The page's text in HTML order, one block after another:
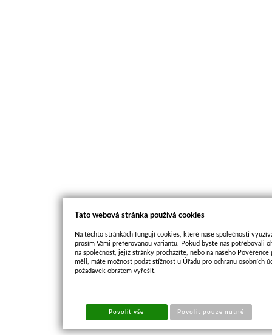
Tato webová stránka používá cookies
Na těchto stránkách fungují cookies, které naše společnosti
prosím Vámi preferovanou variantu. Pokud byste nás potřebovali
na společnost, jejíž stránky procházíte, nebo na našeho
měli, máte možnost podat stížnost u Úřadu pro ochranu osobních
požadavek obratem vyřešit.
Povolit vše Povolit pouze nutné